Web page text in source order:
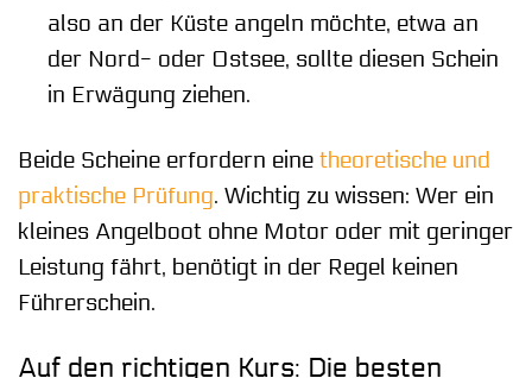
also an der Küste angeln möchte, etwa an
der Nord- oder Ostsee, sollte diesen Schein
in Erwägung ziehen.
Beide Scheine erfordern eine theoretische und
praktische Prüfung. Wichtig zu wissen: Wer ein
kleines Angelboot ohne Motor oder mit geringer
Leistung fährt, benötigt in der Regel keinen
Führerschein.
Auf den richtigen Kurs: Die besten